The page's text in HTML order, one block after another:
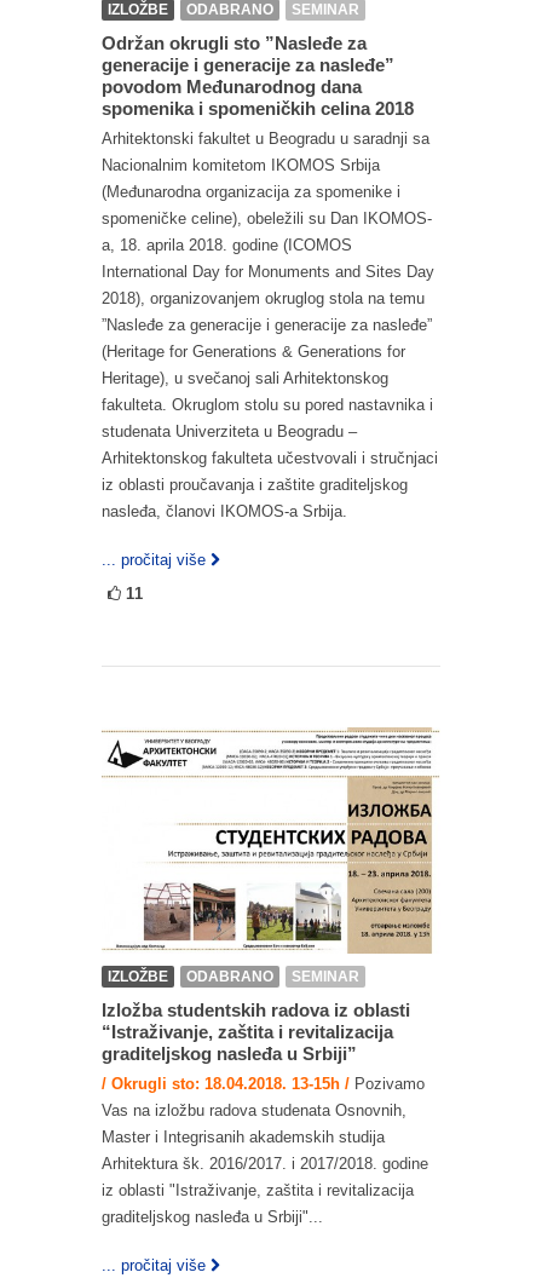
IZLOŽBE ODABRANO SEMINAR
Održan okrugli sto ”Nasleđe za
generacije i generacije za nasleđe”
povodom Međunarodnog dana
spomenika i spomeničkih celina 2018
Arhitektonski fakultet u Beogradu u saradnji sa
Nacionalnim komitetom IKOMOS Srbija
(Međunarodna organizacija za spomenike i
spomeničke celine), obeležili su Dan IKOMOS-
a, 18. aprila 2018. godine (ICOMOS
International Day for Monuments and Sites Day
2018), organizovanjem okruglog stola na temu
”Nasleđe za generacije i generacije za nasleđe”
(Heritage for Generations & Generations for
Heritage), u svečanoj sali Arhitektonskog
fakulteta. Okruglom stolu su pored nastavnika i
studenata Univerziteta u Beogradu –
Arhitektonskog fakulteta učestvovali i stručnjaci
iz oblasti proučavanja i zaštite graditeljskog
nasleđa, članovi IKOMOS-a Srbija.
... pročitaj više
11
IZLOŽBE ODABRANO SEMINAR
Izložba studentskih radova iz oblasti
“Istraživanje, zaštita i revitalizacija
graditeljskog nasleđa u Srbiji”
/ Okrugli sto: 18.04.2018. 13-15h / Pozivamo
Vas na izložbu radova studenata Osnovnih,
Master i Integrisanih akademskih studija
Arhitektura šk. 2016/2017. i 2017/2018. godine
iz oblasti "Istraživanje, zaštita i revitalizacija
graditeljskog nasleđa u Srbiji"...
... pročitaj više